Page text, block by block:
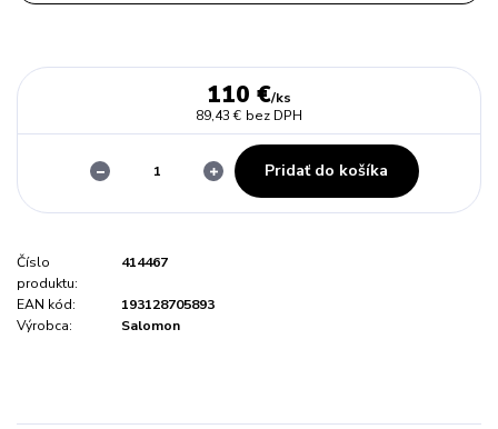
110 €/ks
89,43 € bez DPH
Pridať do košíka
Číslo
produktu:
414467
EAN kód:
193128705893
Výrobca:
Salomon